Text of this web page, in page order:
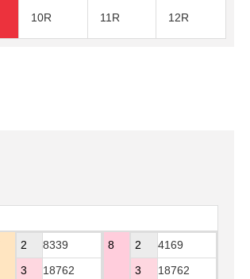
10R 11R 12R
2
8339
3
18762
8 2
4169
3
18762